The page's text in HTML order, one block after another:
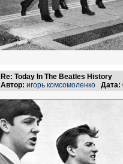
Re: Today In The Beatles History
Автор: игорь комсомоленко Дата: